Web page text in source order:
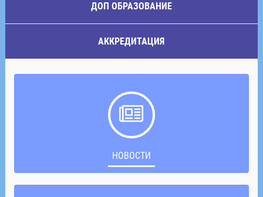
ДОП ОБРАЗОВАНИЕ
АККРЕДИТАЦИЯ
НОВОСТИ